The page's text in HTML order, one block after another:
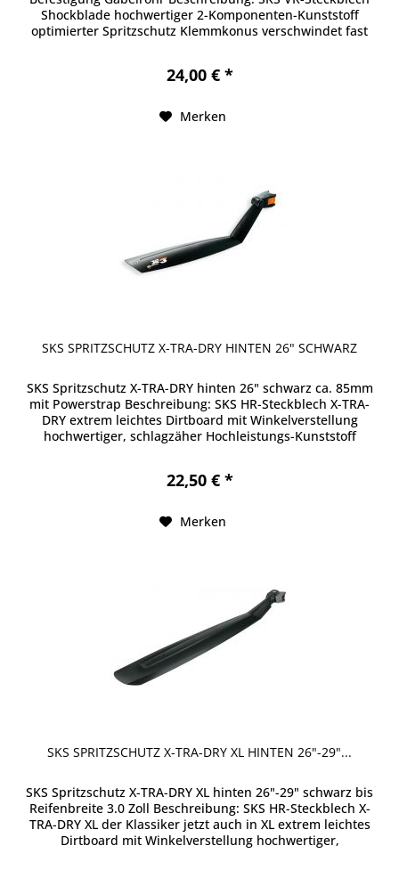
Shockblade hochwertiger 2-Komponenten-Kunststoff
optimierter Spritzschutz Klemmkonus verschwindet fast
24,00 € *
Merken
SKS SPRITZSCHUTZ X-TRA-DRY HINTEN 26" SCHWARZ
SKS Spritzschutz X-TRA-DRY hinten 26" schwarz ca. 85mm
mit Powerstrap Beschreibung: SKS HR-Steckblech X-TRA-
DRY extrem leichtes Dirtboard mit Winkelverstellung
hochwertiger, schlagzäher Hochleistungs-Kunststoff
22,50 € *
Merken
SKS SPRITZSCHUTZ X-TRA-DRY XL HINTEN 26"-29"...
SKS Spritzschutz X-TRA-DRY XL hinten 26"-29" schwarz bis
Reifenbreite 3.0 Zoll Beschreibung: SKS HR-Steckblech X-
TRA-DRY XL der Klassiker jetzt auch in XL extrem leichtes
Dirtboard mit Winkelverstellung hochwertiger,